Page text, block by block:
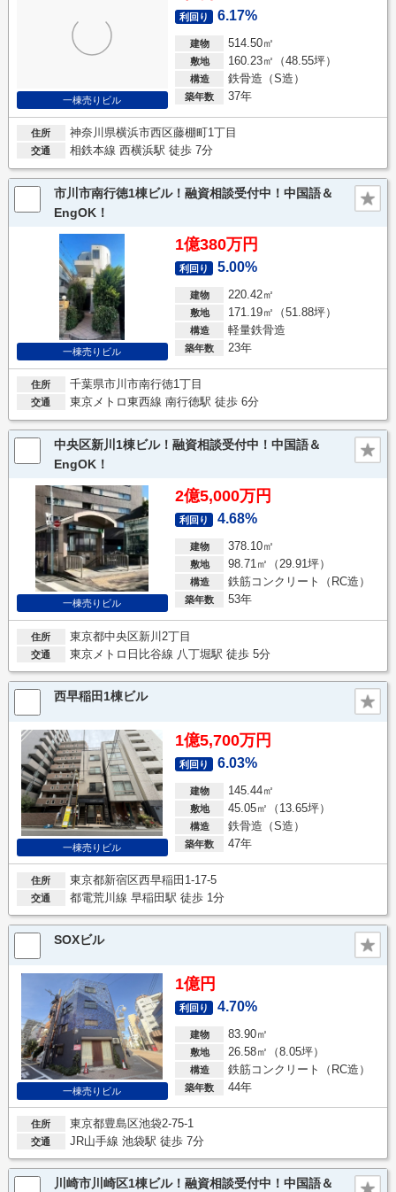
一棟売りビル
利回り 6.17%
建物 514.50㎡
敷地 160.23㎡（48.55坪）
構造 鉄骨造（S造）
築年数 37年
住所 神奈川県横浜市西区藤棚町1丁目
交通 相鉄本線 西横浜駅 徒歩 7分
市川市南行徳1棟ビル！融資相談受付中！中国語＆
EngOK！
一棟売りビル
1億380万円
利回り 5.00%
建物 220.42㎡
敷地 171.19㎡（51.88坪）
構造 軽量鉄骨造
築年数 23年
住所 千葉県市川市南行徳1丁目
交通 東京メトロ東西線 南行徳駅 徒歩 6分
中央区新川1棟ビル！融資相談受付中！中国語＆
EngOK！
一棟売りビル
2億5,000万円
利回り 4.68%
建物 378.10㎡
敷地 98.71㎡（29.91坪）
構造 鉄筋コンクリート（RC造）
築年数 53年
住所 東京都中央区新川2丁目
交通 東京メトロ日比谷線 八丁堀駅 徒歩 5分
西早稲田1棟ビル
一棟売りビル
1億5,700万円
利回り 6.03%
建物 145.44㎡
敷地 45.05㎡（13.65坪）
構造 鉄骨造（S造）
築年数 47年
住所 東京都新宿区西早稲田1-17-5
交通 都電荒川線 早稲田駅 徒歩 1分
SOXビル
一棟売りビル
1億円
利回り 4.70%
建物 83.90㎡
敷地 26.58㎡（8.05坪）
構造 鉄筋コンクリート（RC造）
築年数 44年
住所 東京都豊島区池袋2-75-1
交通 JR山手線 池袋駅 徒歩 7分
川崎市川崎区1棟ビル！融資相談受付中！中国語＆